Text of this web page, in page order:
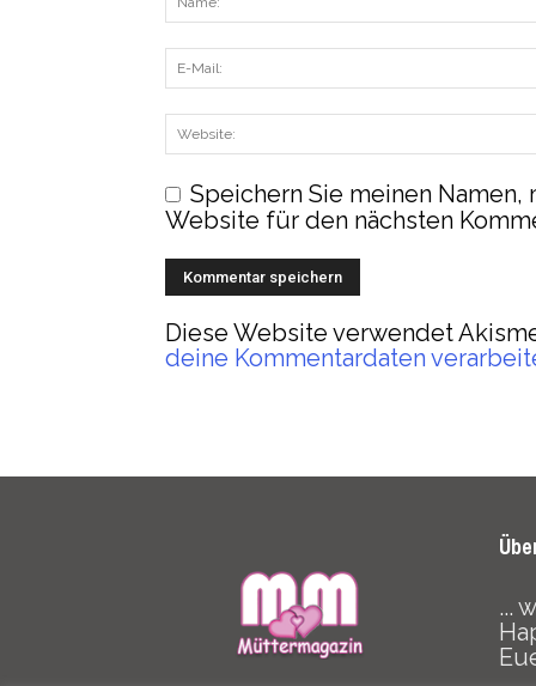
Speichern Sie meinen
Website für den nächsten
Diese Website verwendet
deine Kommentardaten
...